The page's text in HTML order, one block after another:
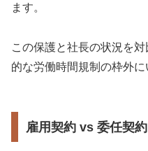
ます。
この保護と社長の状況を
的な労働時間規制の枠外に
雇用契約 vs 委任契